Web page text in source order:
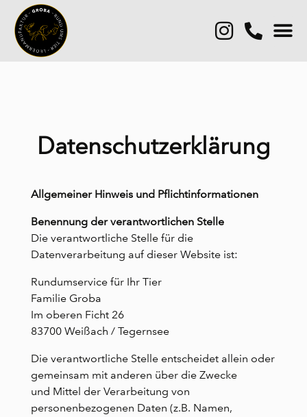
Datenschutzerklärung
Allgemeiner Hinweis und Pflichtinformationen
Benennung der verantwortlichen Stelle
Die verantwortliche Stelle für die
Datenverarbeitung auf dieser Website ist:
Rundumservice für Ihr Tier
Familie Groba
Im oberen Ficht 26
83700 Weißach / Tegernsee
Die verantwortliche Stelle entscheidet allein oder
gemeinsam mit anderen über die Zwecke
und Mittel der Verarbeitung von
personenbezogenen Daten (z.B. Namen,